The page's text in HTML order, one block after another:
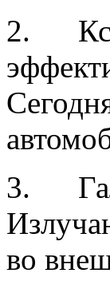
2.
3.
во